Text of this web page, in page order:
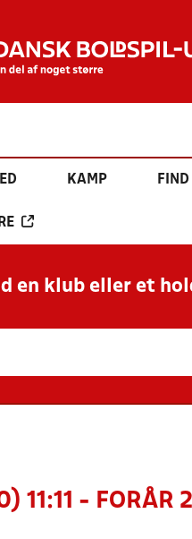
KAMP
en klub eller et
11:11 -